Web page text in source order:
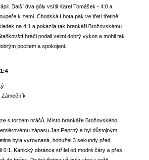
Další dva góly vsítil Karel Tomášek - 4:0 a
k zemi. Chodská Lhota pak ve třetí třetině
na 4:1 a pokazila tak brankáři Brožovskému
hráči podali velmi dobrý výkon a mohli tak
pocitem a spokojeni.
Zámečník
s torzem hráčů. Místo brankáře Brožovského
zápasu Jan Peprný a byl důstojným
byla vyrovnaná, bohužel 3 sekundy před
0:1. Kanický obránce střílel od modré čáry a přes